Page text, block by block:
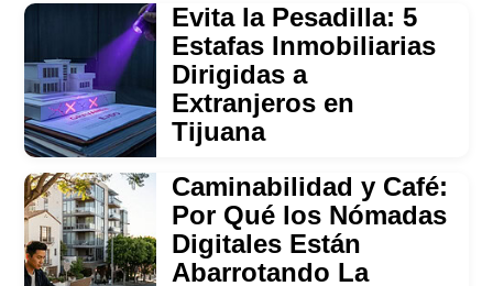
Evita la Pesadilla: 5
Estafas Inmobiliarias
Dirigidas a
Extranjeros en
Tijuana
Caminabilidad y Café:
Por Qué los Nómadas
Digitales Están
Abarrotando La